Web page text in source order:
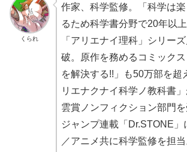
くられ
作家、科学監修。「科学は
るため科学書分野で20年以
「アリエナイ理科」シリー
破。原作を務めるコミック
を解決する!!」も50万部を超
リエナクナイ科学ノ教科書
雲賞ノンフィクション部門
ジャンプ連載「Dr.STONE」
／アニメ共に科学監修を担